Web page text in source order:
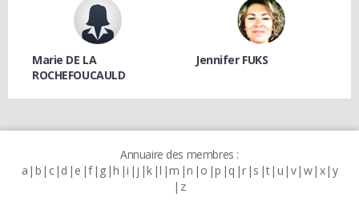
Marie DE LA
ROCHEFOUCAULD
Jennifer FUKS
Annuaire des membres :
a b c d e f g h i j k l m n o p q r s t u v w x y
z